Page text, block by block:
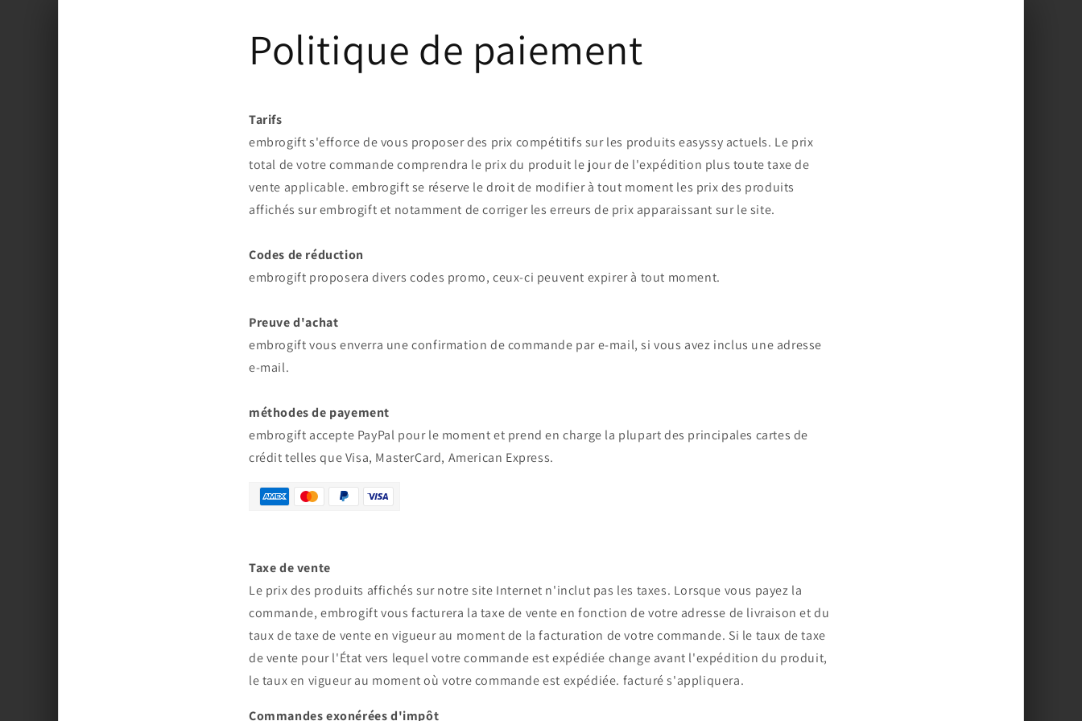
Politique de paiement
Tarifs
embrogift s'efforce de vous proposer des prix compétitifs sur les produits easyssy actuels. Le prix
total de votre commande comprendra le prix du produit le jour de l'expédition plus toute taxe de
vente applicable. embrogiftse réserve le droit de modifier à tout moment les prix des produits
affichés surembrogiftet notamment de corriger les erreurs de prix apparaissant sur le site.
Codes de réduction
embrogift proposera divers codes promo, ceux-ci peuvent expirer à tout moment.
Preuve d'achat
embrogift vous enverra une confirmation de commande par e-mail, si vous avez inclus une adresse
e-mail.
méthodes de payement
embrogift accepte PayPal pour le moment et prend en charge la plupart des principales cartes de
crédit telles que Visa, MasterCard, American Express.
Taxe de vente
Le prix des produits affichés sur notre site Internet n'inclut pas les taxes. Lorsque vous payez la
commande, embrogiftvous facturera la taxe de vente en fonction de votre adresse de livraison et du
taux de taxe de vente en vigueur au moment de la facturation de votre commande. Si le taux de taxe
de vente pour l'État vers lequel votre commande est expédiée change avant l'expédition du produit,
le taux en vigueur au moment où votre commande est expédiée. facturé s'appliquera.
Commandes exonérées d'impôt